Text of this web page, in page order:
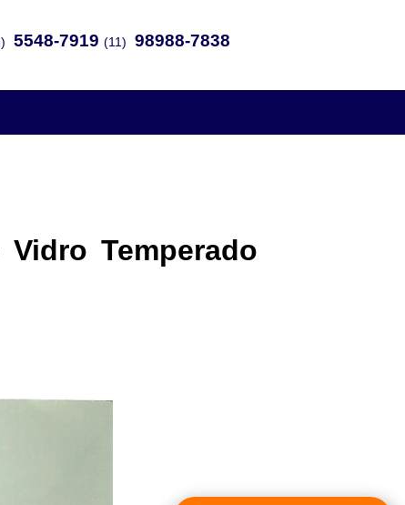
5548-7919 (11) 98988-7838
Temperado